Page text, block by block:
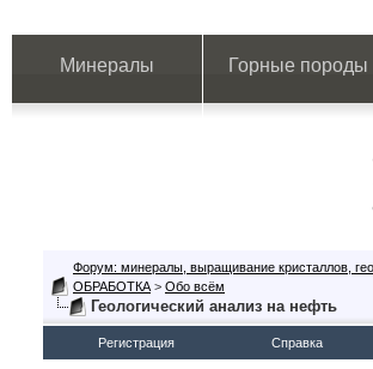
Минералы Горные породы
Форум: минералы, выращивание кристаллов,
ОБРАБОТКА > Обо всём
Геологический анализ на нефть
Регистрация Справка